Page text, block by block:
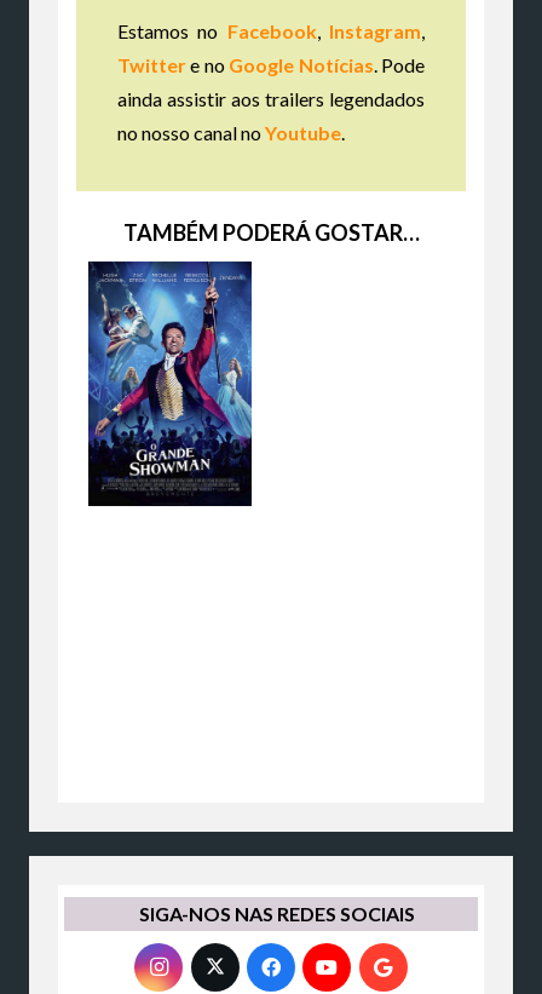
Estamos no Facebook, Instagram
Twittere no Google Notícias . Pode
ainda assistir aos trailers legendados
no nosso canal noYoutube
TAMBÉM PODERÁ GOSTAR…
SIGA-NOS NAS REDES SOCIAIS